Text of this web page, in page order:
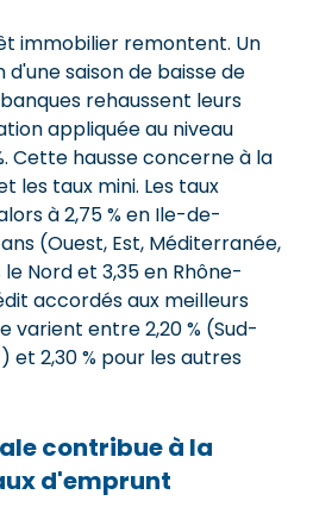
immobilier remontent. Un
d'une saison de baisse de
rehaussent leurs
appliquée au niveau
Cette hausse concerne à la
les taux mini. Les taux
à 2,75 % en Ile-de-
(Ouest, Est, Méditerranée,
Nord et 3,35 en Rhône-
accordés aux meilleurs
varient entre 2,20 % (Sud-
et 2,30 % pour les autres
contribue à la
d'emprunt